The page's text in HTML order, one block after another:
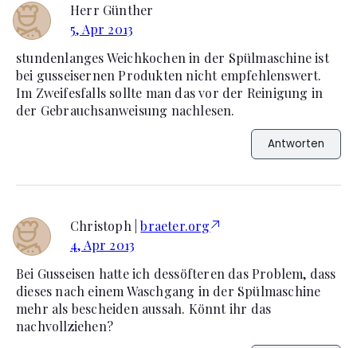
Herr Günther
5, Apr 2013
stundenlanges Weichkochen in der Spülmaschine ist
bei gusseisernen Produkten nicht empfehlenswert.
Im Zweifesfalls sollte man das vor der Reinigung in
der Gebrauchsanweisung nachlesen.
Antworten
Christoph |braeter.org
4, Apr 2013
Bei Gusseisen hatte ich dessöfteren das Problem, dass
dieses nach einem Waschgang in der Spülmaschine
mehr als bescheiden aussah. Könnt ihr das
nachvollziehen?